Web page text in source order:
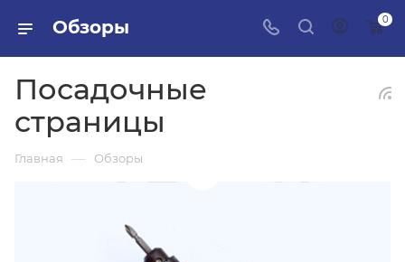
Обзоры 0
Посадочные
страницы
Главная — Обзоры